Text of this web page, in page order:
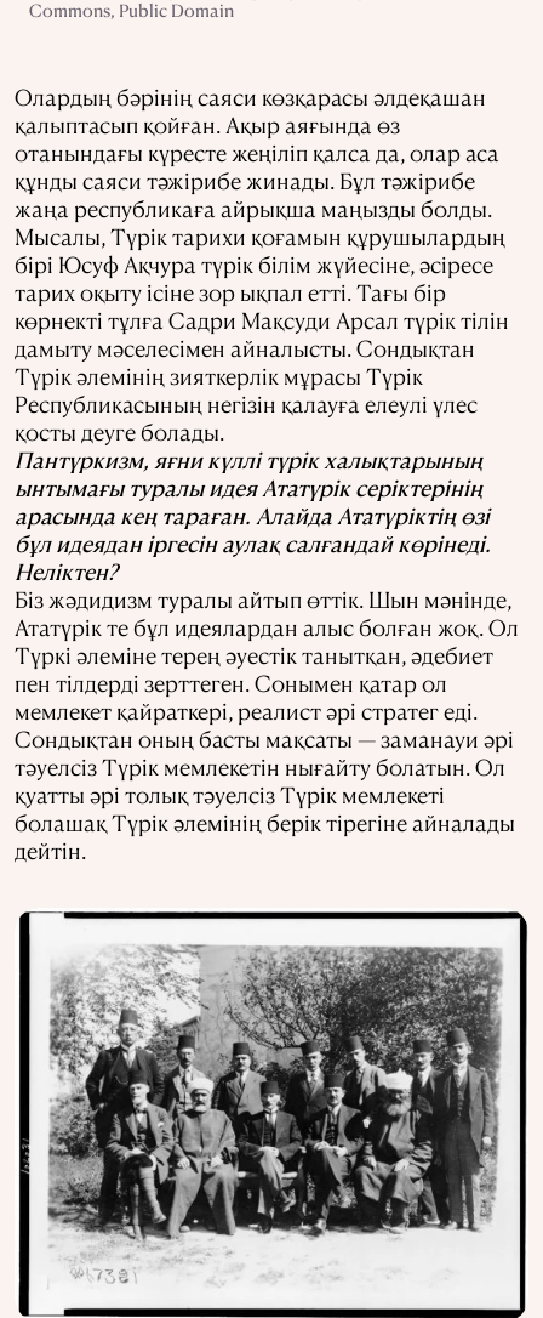
Commons, Public Domain
Олардың бәрінің саяси көзқарасы әлдеқашан
қалыптасып қойған. Ақыр аяғында өз
отанындағы күресте жеңіліп қалса да, олар аса
құнды саяси тәжірибе жинады. Бұл тәжірибе
жаңа республикаға айрықша маңызды болды.
Мысалы, Түрік тарихи қоғамын құрушылардың
бірі Юсуф Ақчура түрік білім жүйесіне, әсіресе
тарих оқыту ісіне зор ықпал етті. Тағы бір
көрнекті тұлға Садри Мақсуди Арсал түрік тілін
дамыту мәселесімен айналысты. Сондықтан
Түрік әлемінің зияткерлік мұрасы Түрік
Республикасының негізін қалауға елеулі үлес
қосты деуге болады.
Пантүркизм, яғни күллі түрік халықтарының
ынтымағы туралы идея Ататүрік серіктерінің
арасында кең тараған. Алайда Ататүріктің өзі
бұл идеядан іргесін аулақ салғандай көрінеді.
Неліктен?
Біз жәдидизм туралы айтып өттік. Шын мәнінде,
Ататүрік те бұл идеялардан алыс болған жоқ. Ол
Түркі әлеміне терең әуестік танытқан, әдебиет
пен тілдерді зерттеген. Сонымен қатар ол
мемлекет қайраткері, реалист әрі стратег еді.
Сондықтан оның басты мақсаты — заманауи әрі
тәуелсіз Түрік мемлекетін нығайту болатын. Ол
қуатты әрі толық тәуелсіз Түрік мемлекеті
болашақ Түрік әлемінің берік тірегіне айналады
дейтін.